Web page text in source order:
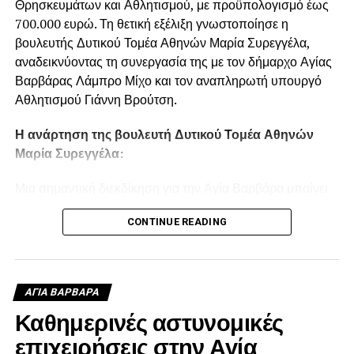
Θρησκευμάτων και Αθλητισμού, με προϋπολογισμό έως
700.000 ευρώ. Τη θετική εξέλιξη γνωστοποίησε η
βουλευτής Δυτικού Τομέα Αθηνών Μαρία Συρεγγέλα,
αναδεικνύοντας τη συνεργασία της με τον δήμαρχο Αγίας
Βαρβάρας Λάμπρο Μίχο και τον αναπληρωτή υπουργό
Αθλητισμού Γιάννη Βρούτση.
Η ανάρτηση της βουλευτή Δυτικού Τομέα Αθηνών
Μαρία Συρεγγέλα:
πλέον σε τροχιά υλοποίησης. Η ανάπλαση των αθλητικών
εγκαταστάσεων στο γήπεδο Ριμινίτικα εντάσσεται στον
Αθλητισμού, με προϋπολογισμό που φτάνει τις 700.000
ευρώ. Πρόκειται για μια ουσιαστική παρέμβαση που θα
αναβαθμίσει τις αθλητικές υποδομές της πόλης, θα
δημιουργήσει καλύτερες και ασφαλέστερες συνθήκες για
τα παιδιά, τους αθλητές και τα σωματεία και θα δώσει νέα
CONTINUE READING
ΑΓΙΑ ΒΑΡΒΑΡΑ
Καθημερινές αστυνομικές
επιχειρήσεις στην Αγία